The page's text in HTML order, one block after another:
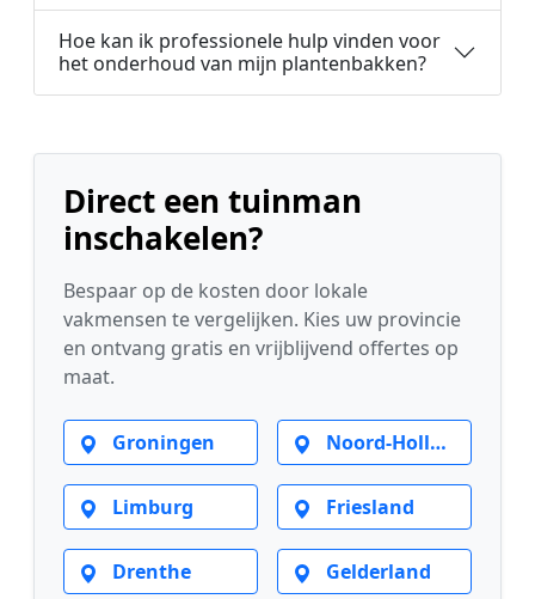
Hoe kan ik professionele hulp vinden voor
het onderhoud van mijn plantenbakken?
Direct een tuinman
inschakelen?
Bespaar op de kosten door lokale
vakmensen te vergelijken. Kies uw provincie
en ontvang gratis en vrijblijvend offertes op
maat.
Groningen Noord-Holland
Limburg Friesland
Drenthe Gelderland